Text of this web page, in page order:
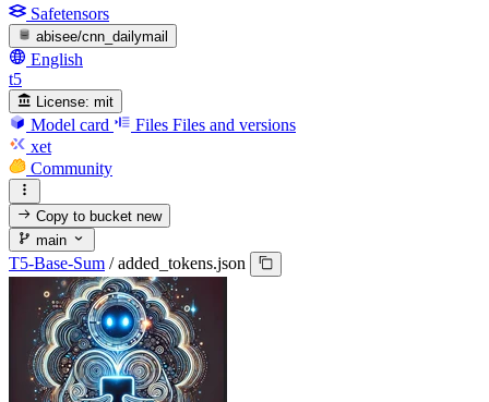
Safetensors
abisee/cnn_dailymail
English
t5
License: mit
Model card Files Files and versions
xet
Community
Copy to bucketnew
main
T5-Base-Sum / added_tokens.json